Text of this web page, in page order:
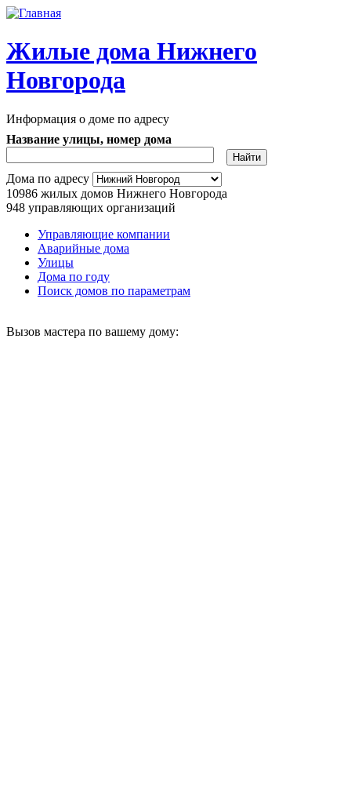
Перейти к основному содержанию
Жилые дома Нижнего
Новгорода
Информация о доме по адресу
Адрес дома
Название улицы, номер дома
Дома по адресу
10986 жилых домов Нижнего Новгорода
948 управляющих организаций
Главное меню
Управляющие компании
Аварийные дома
Улицы
Дома по году
Поиск домов по параметрам
Вызов мастера по вашему дому: